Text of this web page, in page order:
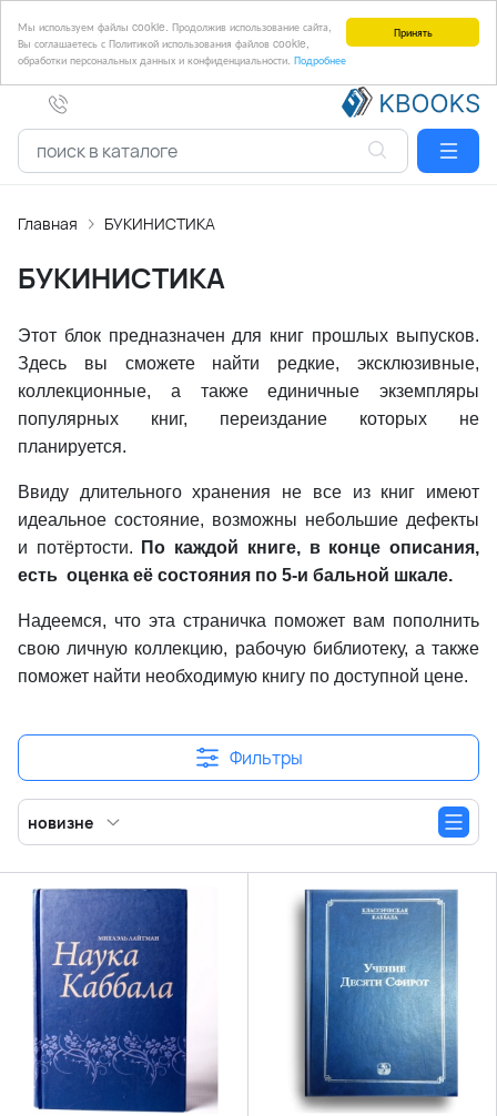
Принять
Мы используем файлы cookie. Продолжив использование сайта,
Вы соглашаетесь с Политикой использования файлов cookie,
обработки персональных данных и конфиденциальности. Подробнее
Главная БУКИНИСТИКА
БУКИНИСТИКА
Этот блок предназначен для книг прошлых выпусков.
Здесь вы сможете найти редкие, эксклюзивные,
коллекционные, а также единичные экземпляры
популярных книг, переиздание которых не
планируется.
Ввиду длительного хранения не все из книг имеют
идеальное состояние, возможны небольшие дефекты
и потёртости.
По каждой книге, в конце описания,
есть оценка её состояния по 5-и бальной шкале.
Надеемся, что эта страничка поможет вам пополнить
свою личную коллекцию, рабочую библиотеку, а также
поможет найти необходимую книгу по доступной цене.
Фильтры
новизне